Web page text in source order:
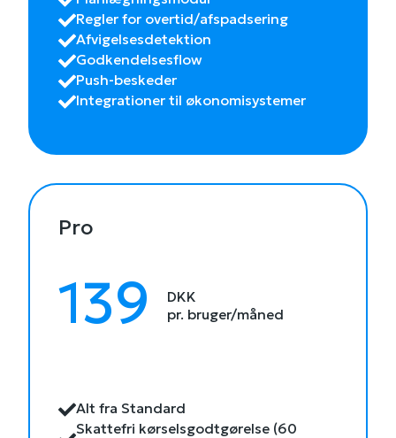
Regler for overtid/afspadsering
Afvigelsesdetektion
Godkendelsesflow
Push-beskeder
Integrationer til økonomisystemer
Pro
139
DKK
pr. bruger/måned
Alt fra Standard
Skattefri kørselsgodtgørelse (60